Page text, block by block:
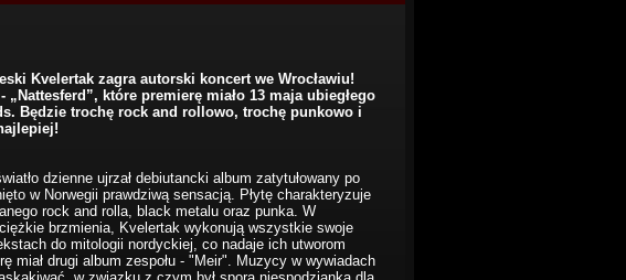
Kvelertak zagra autorski koncert we Wrocławiu!
które premierę miało 13 maja ubiegłego
Będzie trochę rock and rollowo, trochę punkowo i
dzienne ujrzał debiutancki album zatytułowany po
w Norwegii prawdziwą sensacją. Płytę charakteryzuje
rock and rolla, black metalu oraz punka. W
brzmienia, Kvelertak wykonują wszystkie swoje
do mitologii nordyckiej, co nadaje ich utworom
miał drugi album zespołu - "Meir". Muzycy w wywiadach